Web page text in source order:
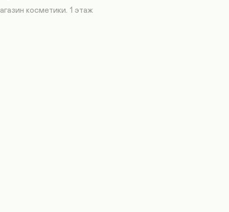
косметики. 1 этаж